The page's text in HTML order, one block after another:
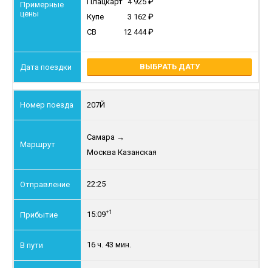
Купе
3 162
СВ
12 444
ВЫБРАТЬ ДАТУ
207Й
Самара →
Москва Казанская
22:25
15:09+1
16 ч. 43 мин.